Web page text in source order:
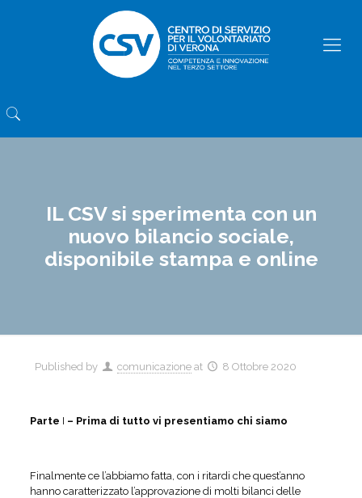
IL CSV si sperimenta con un
nuovo bilancio sociale,
disponibile stampa e online
Published by comunicazione at 8 Ottobre 2020
Parte I – Prima di tutto vi presentiamo chi siamo
Finalmente ce l’abbiamo fatta, con i ritardi che quest’anno
hanno caratterizzato l’approvazione di molti bilanci delle